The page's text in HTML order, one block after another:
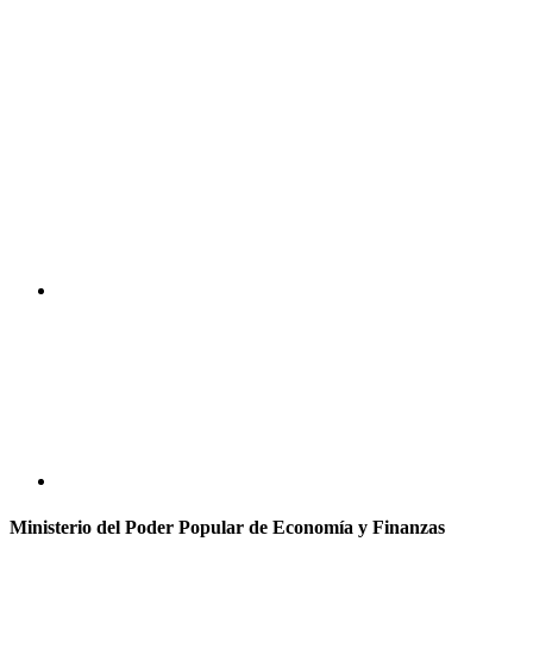
Ministerio del Poder Popular de Economía y Finanzas